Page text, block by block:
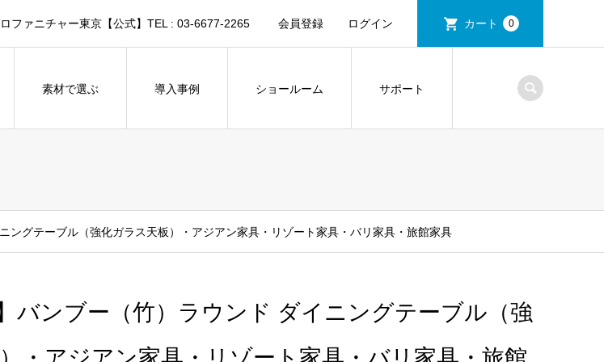
ファニチャー東京【公式】TEL : 03-6677-2265 会員登録 ログイン カート 0
素材で選ぶ 導入事例 ショールーム サポート
ングテーブル（強化ガラス天板）・アジアン家具・リゾート家具・バリ家具・旅館家具
】バンブー（竹）ラウンド ダイニングテーブル（強